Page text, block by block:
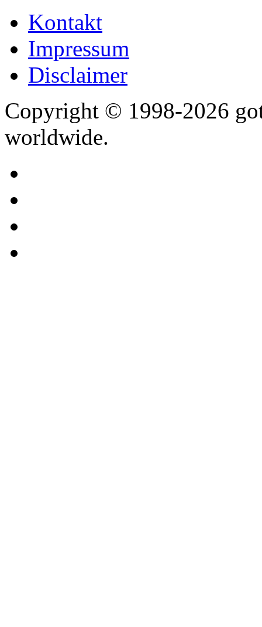
Kontakt
Impressum
Disclaimer
Copyright © 1998-2026
worldwide.